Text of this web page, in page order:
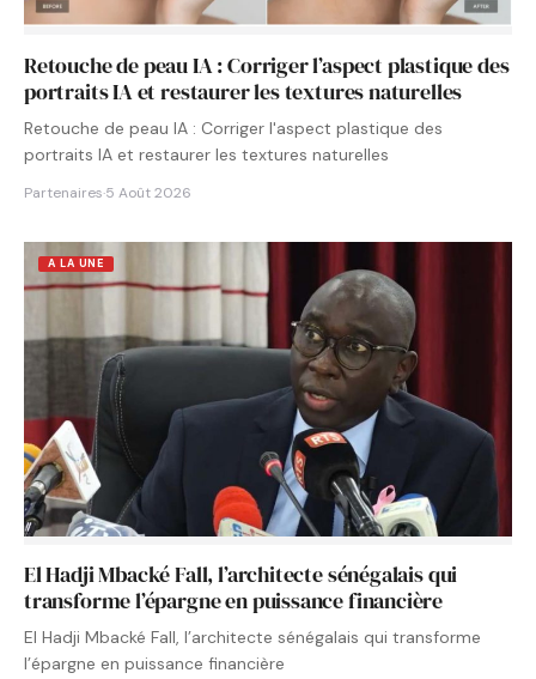
Retouche de peau IA : Corriger l’aspect plastique des
portraits IA et restaurer les textures naturelles
Retouche de peau IA : Corriger l'aspect plastique des
portraits IA et restaurer les textures naturelles
Partenaires·5 Août 2026
A LA UNE
El Hadji Mbacké Fall, l’architecte sénégalais qui
transforme l’épargne en puissance financière
El Hadji Mbacké Fall, l’architecte sénégalais qui transforme
l’épargne en puissance financière